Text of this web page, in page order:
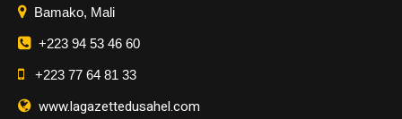
Bamako, Mali
+223 94 53 46 60
+223 77 64 81 33
www.lagazettedusahel.com